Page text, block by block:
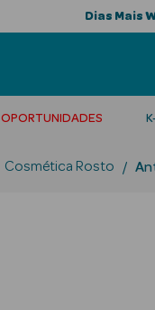
Dias Mais
OPORTUNIDADES
Cosmética Rosto